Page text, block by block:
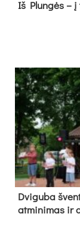
Iš Plungės –
Dvi­gu­ba
at­mi­ni­mas ir